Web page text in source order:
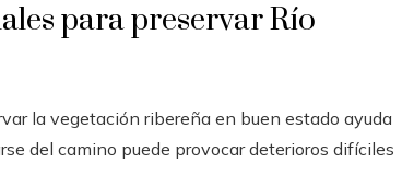
para preservar Río
la vegetación ribereña en buen estado ayuda
del camino puede provocar deterioros difíciles